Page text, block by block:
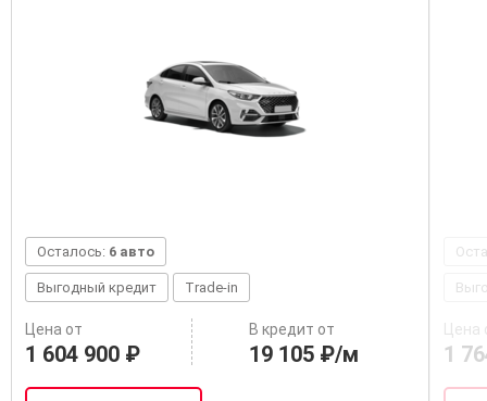
Осталось: 6 авто
Выгодный кредит Trade-in
Цена от
1 604 900 ₽
В кредит от
19 105 ₽/м
Цена
1